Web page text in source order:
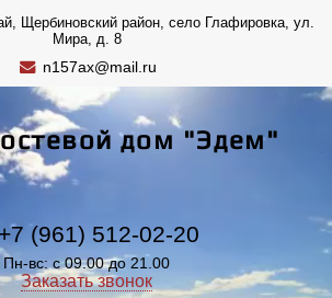
Щербиновский район, село Глафировка, ул.
Мира, д. 8
n157ax@mail.ru
дом "Эдем"
(961) 512-02-20
Пн-вс: с 09.00 до 21.00
Заказать звонок